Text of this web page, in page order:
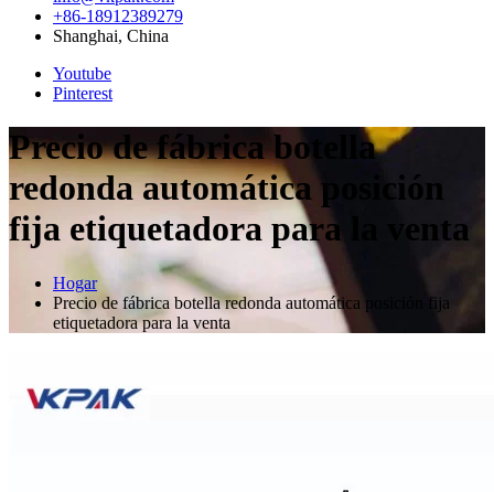
+86-18912389279
Shanghai, China
Youtube
Pinterest
Precio de fábrica botella
redonda automática posición
fija etiquetadora para la venta
Hogar
Precio de fábrica botella redonda automática posición fija
etiquetadora para la venta